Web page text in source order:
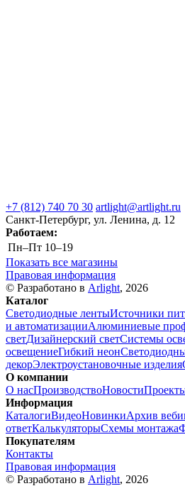
+7 (812) 740 70 30 artlight@artlight.ru
Санкт-Петербург, ул. Ленина, д. 12
Работаем:
Пн–Пт 10–19
Показать все магазины
Правовая информация
© Разработано в Arlight, 2026
Каталог
Светодиодные лентыИсточники
и автоматизацииАлюминиевые
светДизайнерский светСистемы
освещениеГибкий неон
декорЭлектроустановочные изделия
О компании
О насПроизводствоНовости
Информация
КаталогиВидеоНовинкиАрхив
ответКалькуляторыСхемы монтажа
Покупателям
Контакты
Правовая информация
© Разработано в Arlight, 2026